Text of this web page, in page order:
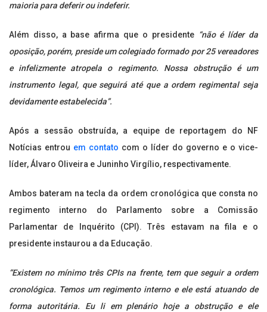
maioria para deferir ou indeferir.
Além disso, a base afirma que o presidente “não é líder da
oposição, porém, preside um colegiado formado por 25 vereadores
e infelizmente atropela o regimento. Nossa obstrução é um
instrumento legal, que seguirá até que a ordem regimental seja
devidamente estabelecida”.
Após a sessão obstruída, a equipe de reportagem do NF
Notícias entrou em contato com o líder do governo e o vice-
líder, Álvaro Oliveira e Juninho Virgílio, respectivamente.
Ambos bateram na tecla da ordem cronológica que consta no
regimento interno do Parlamento sobre a Comissão
Parlamentar de Inquérito (CPI). Três estavam na fila e o
presidente instaurou a da Educação.
“Existem no mínimo três CPIs na frente, tem que seguir a ordem
cronológica. Temos um regimento interno e ele está atuando de
forma autoritária. Eu li em plenário hoje a obstrução e ele